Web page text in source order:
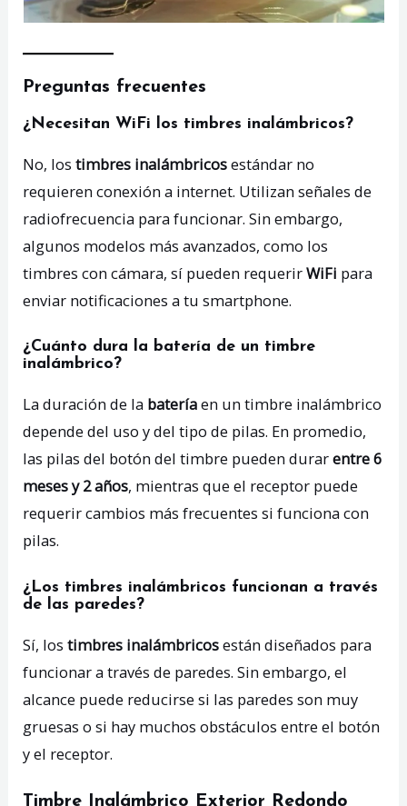
Preguntas frecuentes
¿Necesitan WiFi los timbres inalámbricos?
No, lostimbres inalámbricosestándar no
requieren conexión a internet. Utilizan señales de
radiofrecuencia para funcionar. Sin embargo,
algunos modelos más avanzados, como los
timbres con cámara, sí pueden requerirWiFi para
enviar notificaciones a tu smartphone.
¿Cuánto dura la batería de un timbre
inalámbrico?
La duración de la bateríaen un timbre inalámbrico
depende del uso y del tipo de pilas. En promedio,
las pilas del botón del timbre pueden durarentre 6
meses y 2 años, mientras que el receptor puede
requerir cambios más frecuentes si funciona con
pilas.
¿Los timbres inalámbricos funcionan a través
de las paredes?
Sí, lostimbres inalámbricosestán diseñados para
funcionar a través de paredes. Sin embargo, el
alcance puede reducirse si las paredes son muy
gruesas o si hay muchos obstáculos entre el botón
y el receptor.
Timbre Inalámbrico Exterior Redondo